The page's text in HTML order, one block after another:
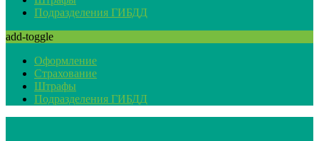
Подразделения ГИБДД
add-toggle
Оформление
Страхование
Штрафы
Подразделения ГИБДД